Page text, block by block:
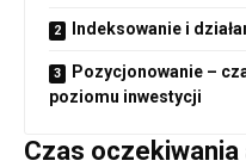
Indeksowanie i
Pozycjonowanie –
poziomu inwestycji
Czas